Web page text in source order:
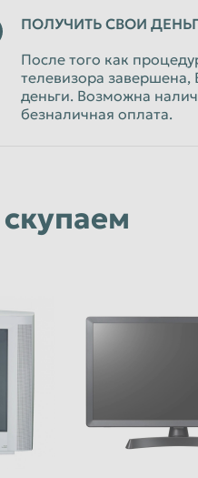
ПОЛУЧИТЬ СВОИ
После того как
телевизора завершена,
деньги. Возможна
безналичная оплата.